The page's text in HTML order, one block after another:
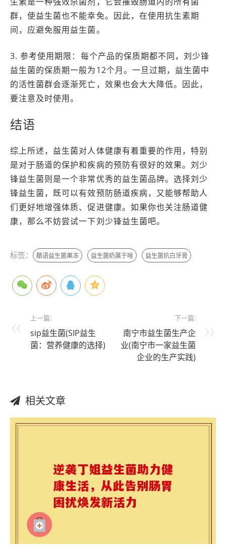
群，使益生菌也不能幸免。因此，在使用抗生素期
间，应避免服用益生菌。
3. 参考使用期限：每个产品的保质期都不同，刘少锋
益生菌的保质期一般为12个月。一旦过期，益生菌中
的活性菌群会逐渐死亡，效果也会大大降低。因此，
要注意及时使用。
结语
综上所述，益生菌对人体健康有着重要的作用，特别
是对于肠道的保护和疾病的预防有很好的效果。刘少
锋益生菌则是一个非常优秀的益生菌品牌。选择刘少
锋益生菌，既可以有效预防肠道疾病，又能够帮助人
们更好地增强体质、促进健康。如果你也关注肠道健
康，那么不妨尝试一下刘少锋益生菌吧。
标签： 酷语益生菌果冻 益生菌奶属于啥 益生菌抗白牙膏
上一篇:
sip益生菌(SIP益生
菌：营养健康的选择)
下一篇:
南宁市益生菌生产企
业(南宁市一家益生菌
企业的生产实践)
相关文章